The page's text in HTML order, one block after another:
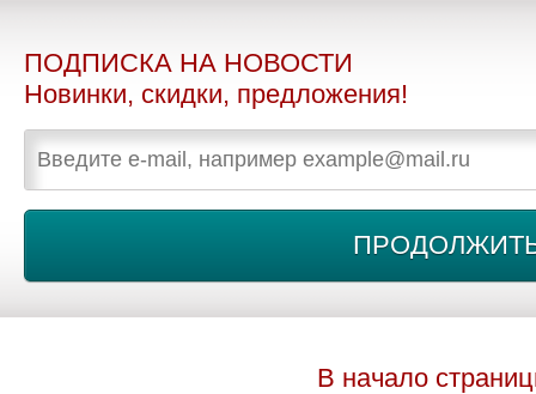
ПОДПИСКА НА НОВОСТИ
Новинки, скидки, предложения!
В начало